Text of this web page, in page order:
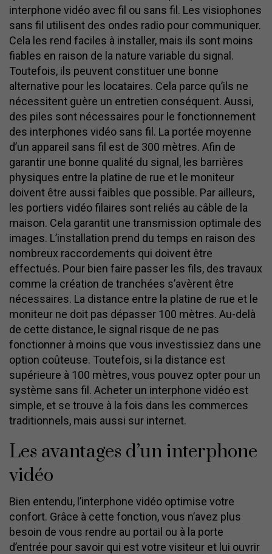
interphone vidéo avec fil ou sans fil. Les visiophones
sans fil utilisent des ondes radio pour communiquer.
Cela les rend faciles à installer, mais ils sont moins
fiables en raison de la nature variable du signal.
Toutefois, ils peuvent constituer une bonne
alternative pour les locataires. Cela parce qu’ils ne
nécessitent guère un entretien conséquent. Aussi,
des piles sont nécessaires pour le fonctionnement
des interphones vidéo sans fil. La portée moyenne
d’un appareil sans fil est de 300 mètres. Afin de
garantir une bonne qualité du signal, les barrières
physiques entre la platine de rue et le moniteur
doivent être aussi faibles que possible. Par ailleurs,
les portiers vidéo filaires sont reliés au câble de la
maison. Cela garantit une transmission optimale des
images. L’installation prend du temps en raison des
nombreux raccordements qui doivent être
effectués. Pour bien faire passer les fils, des travaux
comme la création de tranchées s’avèrent être
nécessaires. La distance entre la platine de rue et le
moniteur ne doit pas dépasser 100 mètres. Au-delà
de cette distance, le signal risque de ne pas
fonctionner à moins que vous investissiez dans une
option coûteuse. Toutefois, si la distance est
supérieure à 100 mètres, vous pouvez opter pour un
système sans fil. Acheter un interphone vidéo est
simple, et se trouve à la fois dans les commerces
traditionnels, mais aussi sur internet.
Les avantages d’un interphone
vidéo
Bien entendu, l’interphone vidéo optimise votre
confort. Grâce à cette fonction, vous n’avez plus
besoin de vous rendre au portail ou à la porte
d’entrée pour savoir qui est votre visiteur et lui ouvrir